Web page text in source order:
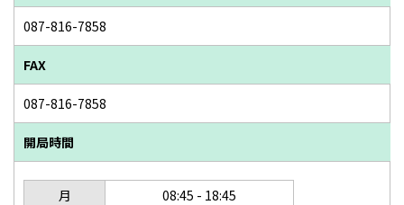
087-816-7858
FAX
087-816-7858
開局時間
月
08:45 - 18:45